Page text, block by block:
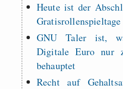
Heute ist der
GNU Taler ist,
Digitale Euro nur
behauptet
Recht auf